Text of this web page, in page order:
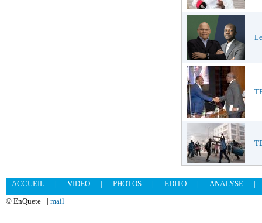
ACCUEIL | VIDEO | PHOTOS | EDITO | ANALYSE
|
© EnQuete+ | mail